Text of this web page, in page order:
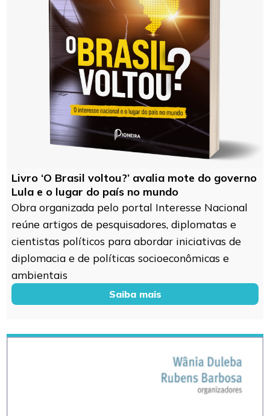
Livro ‘O Brasil voltou?’ avalia mote do governo
Lula e o lugar do país no mundo
Obra organizada pelo portal Interesse Nacional
reúne artigos de pesquisadores, diplomatas e
cientistas políticos para abordar iniciativas de
diplomacia e de políticas socioeconômicas e
ambientais
Saiba mais